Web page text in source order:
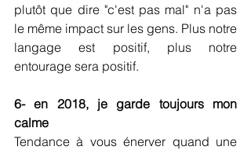
plutôt que dire "c'est pas mal" n'a pas
le même impact sur les gens. Plus notre
langage est positif, plus notre
entourage sera positif.
6- en 2018, je garde toujours mon
calme
Tendance à vous énerver quand une